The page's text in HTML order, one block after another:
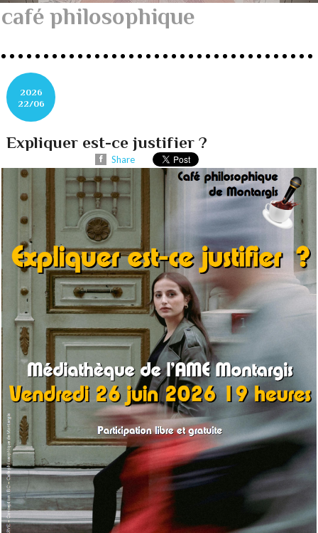
café philosophique
2026
22/06
Expliquer est-ce justifier ?
Share